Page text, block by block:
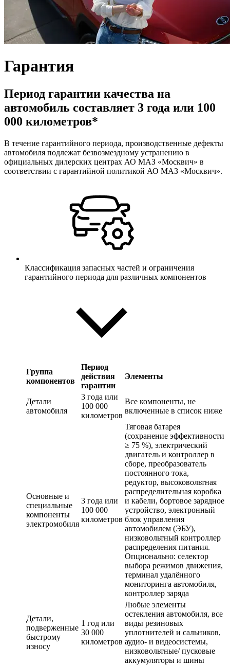
Гарантия
Период гарантии качества на
автомобиль составляет 3 года или 100
000 километров*
В течение гарантийного периода, производственные дефекты
автомобиля подлежат безвозмездному устранению в
официальных дилерских центрах АО МАЗ «Москвич» в
соответствии с гарантийной политикой АО МАЗ «Москвич».
Классификация запасных частей и ограничения
гарантийного периода для различных компонентов
Группа
компонентов
Период
действия
гарантии
Элементы
Детали
автомобиля
3 года или
100 000
километров
Все компоненты, не
включенные в список ниже
Основные и
специальные
компоненты
электромобиля
3 года или
100 000
километров
Тяговая батарея
(сохранение эффективности
≥ 75 %), электрический
двигатель и контроллер в
сборе, преобразователь
постоянного тока,
редуктор, высоковольтная
распределительная коробка
и кабели, бортовое зарядное
устройство, электронный
блок управления
автомобилем (ЭБУ),
низковольтный контроллер
распределения питания.
Опционально: селектор
выбора режимов движения,
терминал удалённого
мониторинга автомобиля,
контроллер заряда
Детали,
подверженные
быстрому
износу
1 год или
30 000
километров
Любые элементы
остекления автомобиля, все
виды резиновых
уплотнителей и сальников,
аудио- и видеосистемы,
низковольтные/ пусковые
аккумуляторы и шины